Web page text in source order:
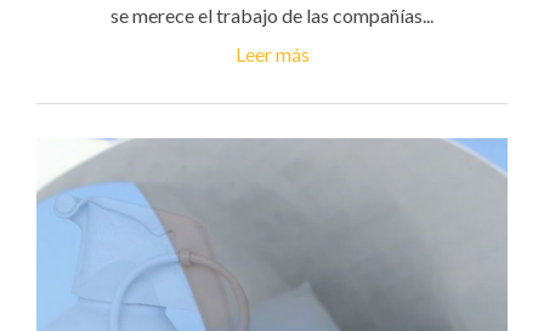
se merece el trabajo de las compañías...
Leer más